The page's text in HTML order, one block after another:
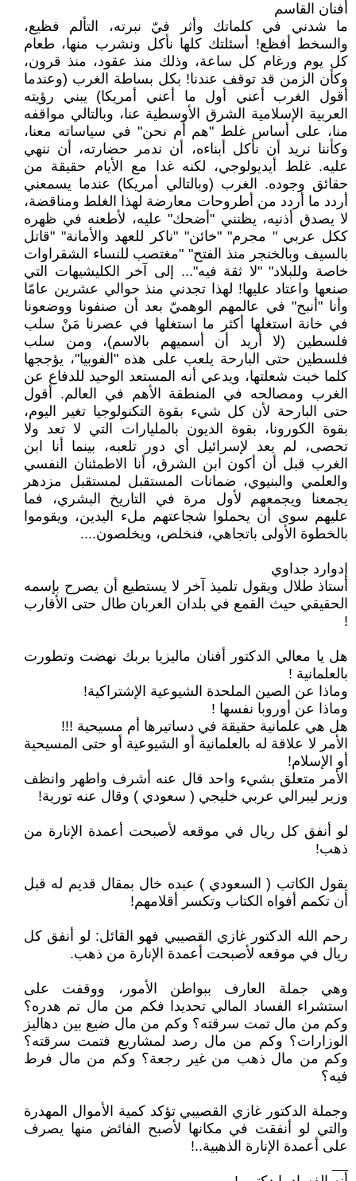
أفنان القاسم
ما شدني في كلماتك وأثر فيّ نبرته، التألم فظيع،
والسخط أفظع! أسئلتك كلها نأكل ونشرب منها، طعام
كل يوم ورغام كل ساعة، وذلك منذ عقود، منذ قرون،
وكأن الزمن قد توقف عندنا! بكل بساطة الغرب (وعندما
أقول الغرب أعني أول ما أعني أمريكا) يبني رؤيته
العربية الإسلامية الشرق الأوسطية عنا، وبالتالي مواقفه
منا، على أساس غلط "هم أم نحن" في سياساته معنا،
وكأننا نريد أن نأكل أبناءه، أن ندمر حضارته، أن ننهي
عليه. غلط أيديولوجي، لكنه غدا مع الأيام حقيقة من
حقائق وجوده. الغرب (وبالتالي أمريكا) عندما يسمعني
أردد ما أردد من أطروحات معارضة لهذا الغلط ومناقضة،
لا يصدق أذنيه، يظنني "أضحك" عليه، لأطعنه في ظهره
ككل عربي " مجرم" "خائن" "ناكر للعهد والأمانة" "قاتل
بالسيف وبالخنجر منذ الفتح" "مغتصب للنساء الشقراوات
خاصة وللبلاد" "لا ثقة فيه"... إلى آخر الكليشيهات التي
صنعها واعتاد عليها! لهذا تجدني منذ حوالي عشرين عامًا
وأنا "أنبح" في عالمهم الوهميّ بعد أن صنفونا ووضعونا
في خانة استغلها أكثر ما استغلها في عصرنا مَنْ سلب
فلسطين (لا أريد أن أسميهم بالاسم)، ومن سلب
فلسطين حتى البارحة يلعب على هذه "الفوبيا"، يؤججها
كلما خبت شعلتها، ويدعي أنه المستعد الوحيد للدفاع عن
الغرب ومصالحه في المنطقة الأهم في العالم. أقول
حتى البارحة لأن كل شيء بقوة التكنولوجيا تغير اليوم،
بقوة الكورونا، بقوة الديون بالمليارات التي لا تعد ولا
تحصى، لم يعد لإسرائيل أي دور تلعبه، بينما أنا ابن
الغرب قبل أن أكون ابن الشرق، أنا الاطمئنان النفسي
والعلمي والبنيوي، ضمانات المستقبل لمستقبل مزدهر
يجمعنا ويجمعهم لأول مرة في التاريخ البشري، فما
عليهم سوى أن يحملوا شجاعتهم ملء اليدين، ويقوموا
بالخطوة الأولى باتجاهي، فنخلص، ويخلصون....
إدوارد جداوي
أستاذ طلال ويقول تلميذ آخر لا يستطيع أن يصرح بإسمه
الحقيقي حيث القمع في بلدان العربان طال حتى الأقارب
!
هل يا معالي الدكتور أفنان ماليزيا بربك نهضت وتطورت
بالعلمانية !
وماذا عن الصين الملحدة الشيوعية الإشتراكية!
وماذا عن أوروبا نفسها !
هل هي علمانية حقيقة في دساتيرها أم مسيحية !!!
الأمر لا علاقة له بالعلمانية أو الشيوعية أو حتى المسيحية
أو الإسلام!
الأمر متعلق بشيء واحد قال عنه أشرف واطهر وانظف
وزير ليبرالي عربي خليجي ( سعودي ) وقال عنه تورية!
لو أنفق كل ريال في موقعه لأصبحت أعمدة الإنارة من
ذهب!
يقول الكاتب ( السعودي ) عبده خال بمقال قديم له قبل
أن تكمم أفواه الكتاب وتكسر أقلامهم!
رحم الله الدكتور غازي القصيبي فهو القائل: لو أنفق كل
ريال في موقعه لأصبحت أعمدة الإنارة من ذهب.
وهي جملة العارف ببواطن الأمور، ووقفت على
استشراء الفساد المالي تحديدا فكم من مال تم هدره؟
وكم من مال تمت سرقته؟ وكم من مال ضيع بين دهاليز
الوزارات؟ وكم من مال رصد لمشاريع فتمت سرقته؟
وكم من مال ذهب من غير رجعة؟ وكم من مال فرط
فيه؟
وجملة الدكتور غازي القصيبي تؤكد كمية الأموال المهدرة
والتي لو أنفقت في مكانها لأصبح الفائض منها يصرف
على أعمدة الإنارة الذهبية..!